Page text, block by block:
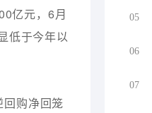
亿元，6月
低于今年以
购净回笼
05
06
07